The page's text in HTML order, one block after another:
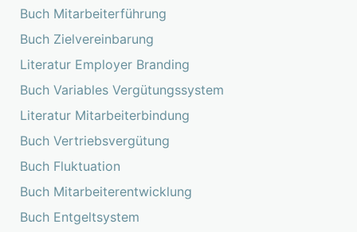
Buch Mitarbeiterführung
Buch Zielvereinbarung
Literatur Employer Branding
Buch Variables Vergütungssystem
Literatur Mitarbeiterbindung
Buch Vertriebsvergütung
Buch Fluktuation
Buch Mitarbeiterentwicklung
Buch Entgeltsystem